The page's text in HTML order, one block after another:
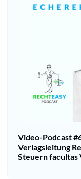
Video-Podcast
Verlagsleitung
Steuern facultas